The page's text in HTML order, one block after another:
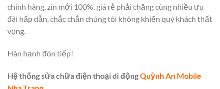
chính hãng, zin mới 100%, giá rẻ phải chăng cùng nhiều ưu
đãi hấp dẫn, chắc chắn chúng tôi không khiến quý khách thất
vọng.
Hân hạnh đón tiếp!
Hệ thống sửa chữa điện thoại di độngQuỳnh An Mobile